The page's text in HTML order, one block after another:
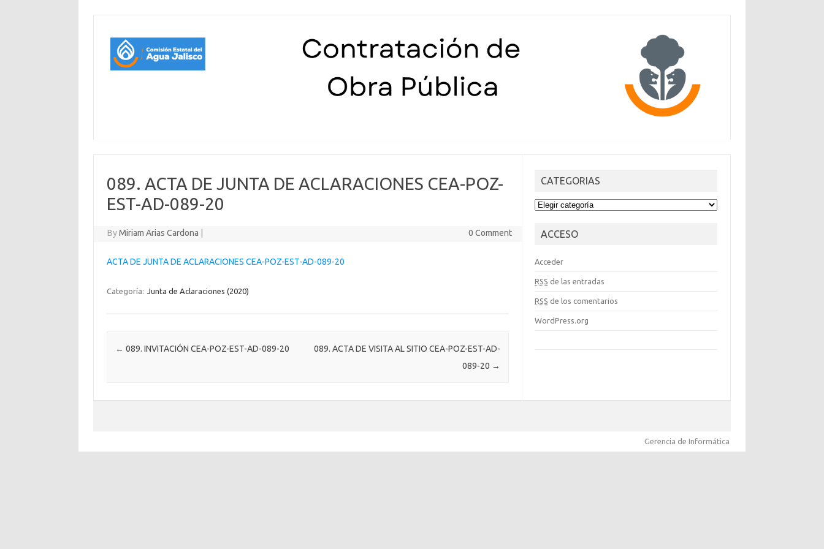
089. ACTA DE JUNTA DE ACLARACIONES CEA-POZ-
EST-AD-089-20
ByMiriam Arias Cardona 0 Comment
ACTA DE JUNTA DE ACLARACIONES CEA-POZ-EST-AD-089-20
Categoría: Junta de Aclaraciones (2020)
Post navigation
← 089. INVITACIÓN CEA-POZ-EST-AD-089-20
089. ACTA DE VISITA AL SITIO CEA-POZ-EST-AD-
089-20 →
CATEGORIAS
CATEGORIAS
ACCESO
Acceder
RSS de las entradas
RSS de los comentarios
WordPress.org
Gerencia de Informática